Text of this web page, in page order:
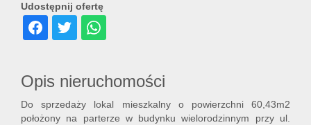
Udostępnij ofertę
Opis nieruchomości
Do sprzedaży lokal mieszkalny o powierzchni 60,43m2
położony na parterze w budynku wielorodzinnym przy ul.